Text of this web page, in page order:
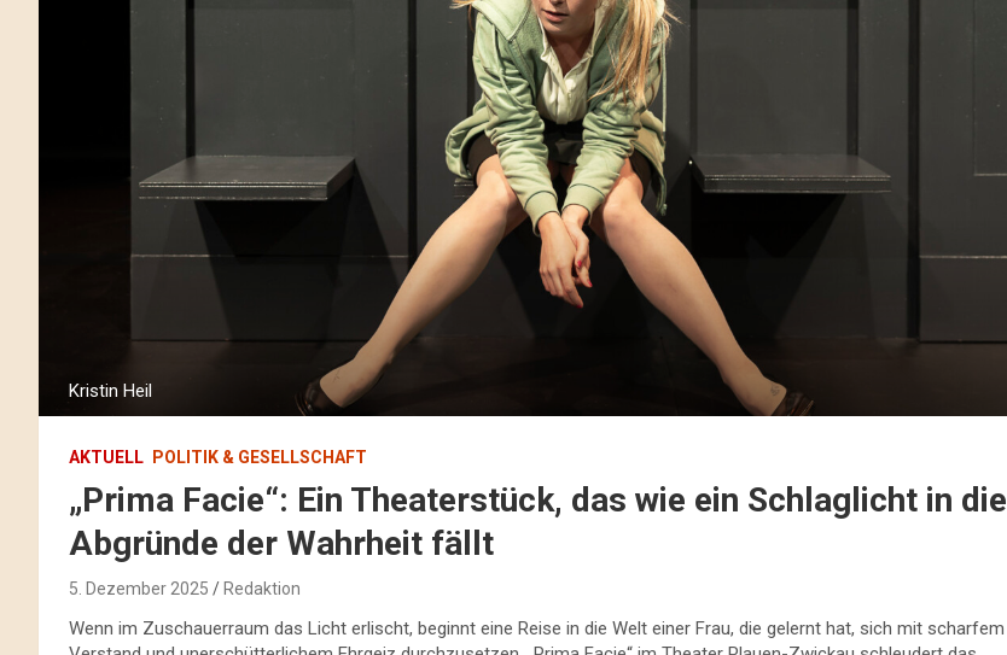
Kristin Heil
AKTUELL POLITIK & GESELLSCHAFT
„Prima Facie“: Ein Theaterstück, das wie ein Schlaglicht in die
Abgründe der Wahrheit fällt
5. Dezember 2025 Redaktion
Wenn im Zuschauerraum das Licht erlischt, beginnt eine Reise in die Welt einer Frau, die gelernt hat, sich mit scharfem